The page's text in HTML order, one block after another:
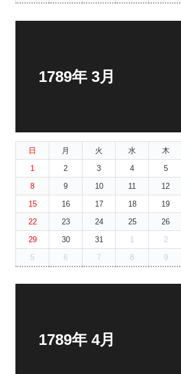
1789年 3月
日 月 火 水 木
1
2 3 4 5
8
9 10 11 12
15
16 17 18 19
22
23 24 25 26
29
30 31 1 2
5
6 7 8 9
1789年 4月